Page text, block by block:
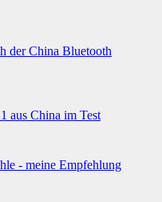
der China Bluetooth